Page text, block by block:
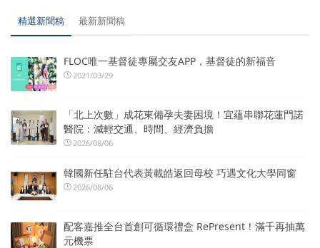
精選新聞稿 最新新聞稿
FLOC唯一基督徒專屬交友APP，基督徒的新福音
2021/03/29
「北上次數」成花東備孕夫妻困境！宜蘊串聯花蓮門諾
醫院：減輕交通、時間、經濟負擔
2026/08/06
韓國新任駐台代表黃載皓返回母校 巧遇文化大學同窗
2026/08/06
配客嘉推全台首創可循環禮盒 RePresent！滿千再抽萬
元機票